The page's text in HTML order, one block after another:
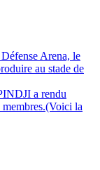
Arena, le
au stade de
a rendu
la